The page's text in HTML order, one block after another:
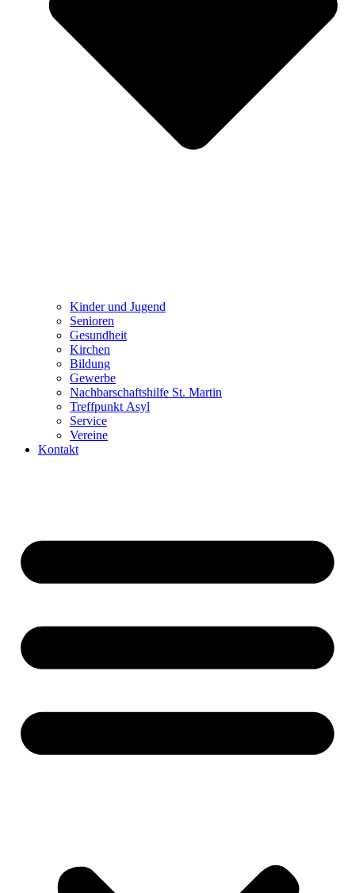
Kinder und Jugend
Senioren
Gesundheit
Kirchen
Bildung
Gewerbe
Nachbarschaftshilfe St. Martin
Treffpunkt Asyl
Service
Vereine
Kontakt